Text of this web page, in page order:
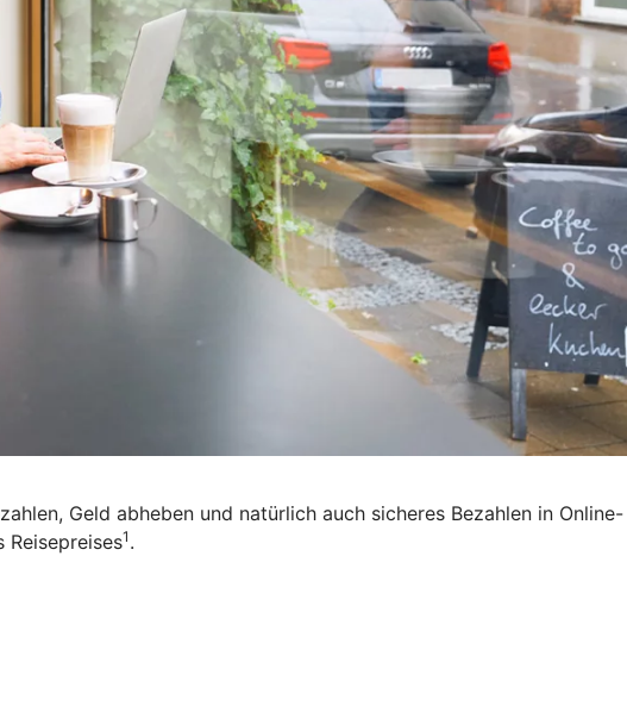
Geld abheben und natürlich auch sicheres Bezahlen in Online-
Reisepreises1 .